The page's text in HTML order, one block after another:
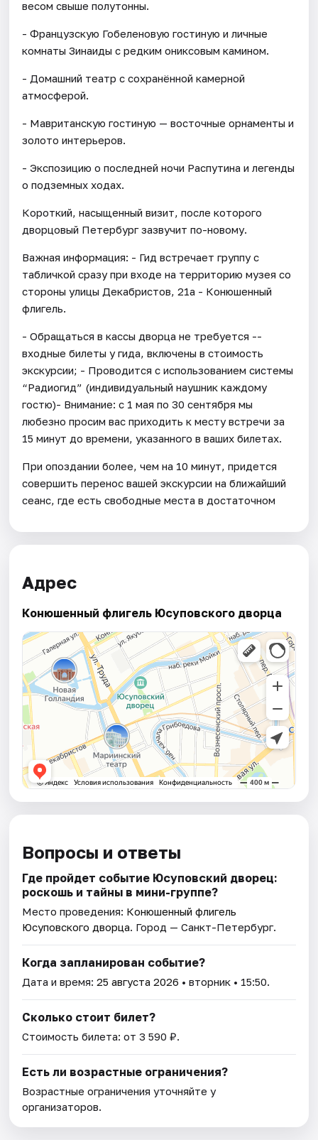
весом свыше полутонны.
- Французскую Гобеленовую гостиную и личные
комнаты Зинаиды с редким ониксовым камином.
- Домашний театр с сохранённой камерной
атмосферой.
- Мавританскую гостиную — восточные орнаменты и
золото интерьеров.
- Экспозицию о последней ночи Распутина и легенды
о подземных ходах.
Короткий, насыщенный визит, после которого
дворцовый Петербург зазвучит по-новому.
Важная информация: - Гид встречает группу с
табличкой сразу при входе на территорию музея со
стороны улицы Декабристов, 21а - Конюшенный
флигель.
- Обращаться в кассы дворца не требуется --
входные билеты у гида, включены в стоимость
экскурсии; - Проводится с использованием системы
“Радиогид” (индивидуальный наушник каждому
гостю)- Внимание: с 1 мая по 30 сентября мы
любезно просим вас приходить к месту встречи за
15 минут до времени, указанного в ваших билетах.
При опоздании более, чем на 10 минут, придется
совершить перенос вашей экскурсии на ближайший
сеанс, где есть свободные места в достаточном
Адрес
Конюшенный флигель Юсуповского дворца
Вопросы и ответы
Где пройдет событие Юсуповский дворец:
роскошь и тайны в мини-группе?
Место проведения: Конюшенный флигель
Юсуповского дворца. Город — Санкт-Петербург.
Когда запланирован событие?
Дата и время:25 августа 2026 • вторник • 15:50.
Сколько стоит билет?
Стоимость билета: от 3 590 ₽.
Есть ли возрастные ограничения?
Возрастные ограничения уточняйте у
организаторов.